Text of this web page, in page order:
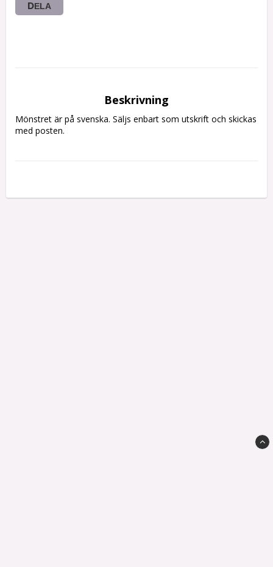
DELA
Beskrivning
Mönstret är på svenska. Säljs enbart som utskrift och skickas
med posten.